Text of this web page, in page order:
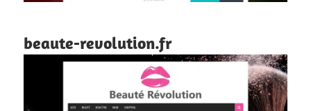
beaute-revolution.fr